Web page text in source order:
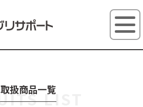
あきたア
取扱商品一覧LIST